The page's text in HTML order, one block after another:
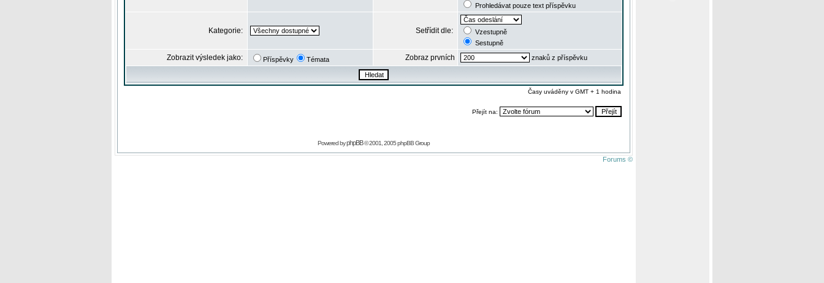
Prohledávat pouze text příspěvku
Kategorie: Setřídit dle:
Vzestupně
Sestupně
Zobrazit výsledek jako: Příspěvky Témata Zobraz prvních znaků z příspěvku
Časy uváděny v GMT + 1 hodina
Přejít na:
Powered byphpBB© 2001, 2005 phpBB Group
Forums ©